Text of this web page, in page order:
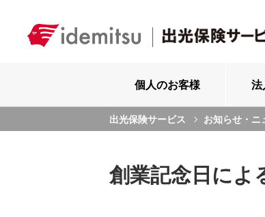
個人のお客様 法
出光保険サービス お知らせ・ニ
創業記念日によ